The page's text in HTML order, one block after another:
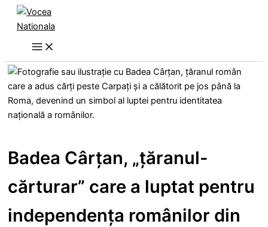
Skip
Badea Cârţan, „ţăranul-
cărturar” care a luptat pentru
independenţa românilor din